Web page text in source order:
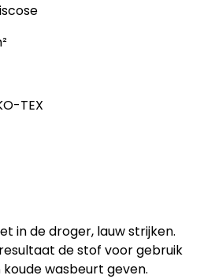
TEX
in de droger, lauw strijken.
de stof voor gebruik
wasbeurt geven.